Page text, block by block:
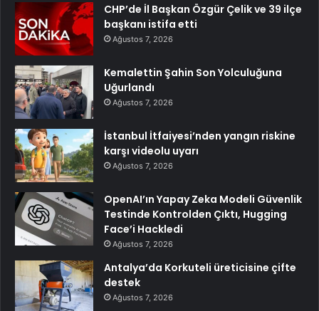
CHP’de İl Başkan Özgür Çelik ve 39 ilçe
başkanı istifa etti
Ağustos 7, 2026
Kemalettin Şahin Son Yolculuğuna
Uğurlandı
Ağustos 7, 2026
İstanbul İtfaiyesi’nden yangın riskine
karşı videolu uyarı
Ağustos 7, 2026
OpenAI’ın Yapay Zeka Modeli Güvenlik
Testinde Kontrolden Çıktı, Hugging
Face’i Hackledi
Ağustos 7, 2026
Antalya’da Korkuteli üreticisine çifte
destek
Ağustos 7, 2026